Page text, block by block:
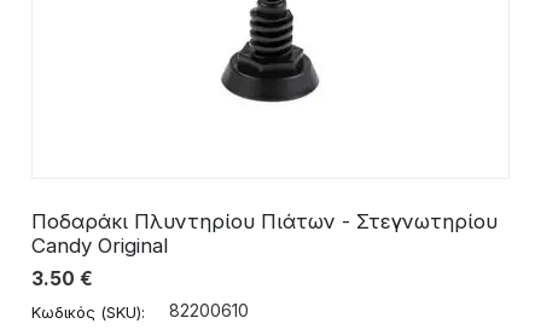
Ποδαράκι Πλυντηρίου Πιάτων - Στεγνωτηρίου
Candy Original
3.50 €
Κωδικός (SKU): 82200610